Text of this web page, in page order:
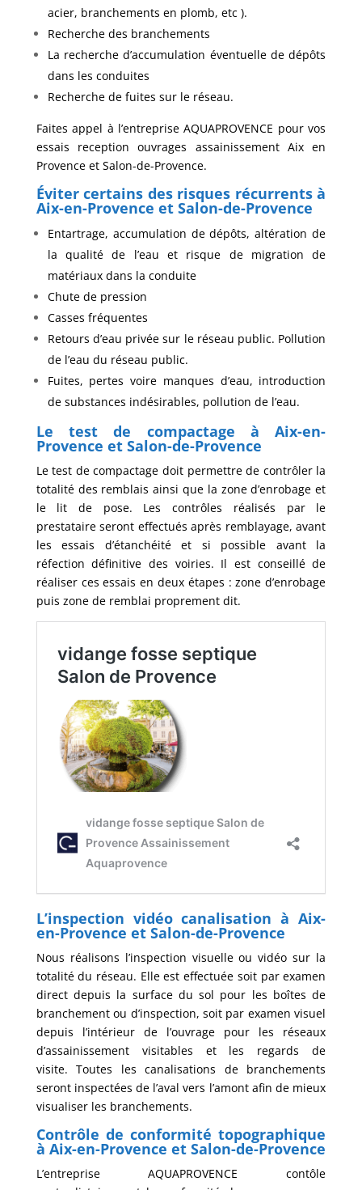
acier, branchements en plomb, etc ).
Recherche des branchements
La recherche d’accumulation éventuelle de dépôts
dans les conduites
Recherche de fuites sur le réseau.
Faites appel à l’entreprise AQUAPROVENCE pour vos
essais reception ouvrages assainissement Aix en
Provence et Salon-de-Provence.
Éviter certains des risques récurrents à
Aix-en-Provence et Salon-de-Provence
Entartrage, accumulation de dépôts, altération de
la qualité de l’eau et risque de migration de
matériaux dans la conduite
Chute de pression
Casses fréquentes
Retours d’eau privée sur le réseau public. Pollution
de l’eau du réseau public.
Fuites, pertes voire manques d’eau, introduction
de substances indésirables, pollution de l’eau.
Le test de compactage à Aix-en-
Provence et Salon-de-Provence
Le test de compactage doit permettre de contrôler la
totalité des remblais ainsi que la zone d’enrobage et
le lit de pose. Les contrôles réalisés par le
prestataire seront effectués après remblayage, avant
les essais d’étanchéité et si possible avant la
réfection définitive des voiries. Il est conseillé de
réaliser ces essais en deux étapes : zone d’enrobage
puis zone de remblai proprement dit.
L’inspection vidéo canalisationà Aix-
en-Provence et Salon-de-Provence
Nous réalisons l’inspection visuelle ou vidéo sur la
totalité du réseau. Elle est effectuée soit par examen
direct depuis la surface du sol pour les boîtes de
branchement ou d’inspection, soit par examen visuel
depuis l’intérieur de l’ouvrage pour les réseaux
d’assainissement visitables et les regards de
visite. Toutes les canalisations de branchements
seront inspectées de l’aval vers l’amont afin de mieux
visualiser les branchements.
Contrôle de conformité topographique
à Aix-en-Provence et Salon-de-Provence
L’entreprise AQUAPROVENCE contôle